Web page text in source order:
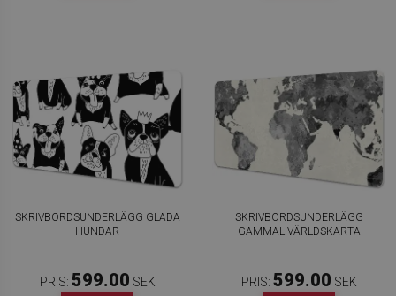
SKRIVBORDSUNDERLÄGG GLADA
HUNDAR
PRIS: 599.00 SEK
SKRIVBORDSUNDERLÄGG
GAMMAL VÄRLDSKARTA
PRIS: 599.00 SEK